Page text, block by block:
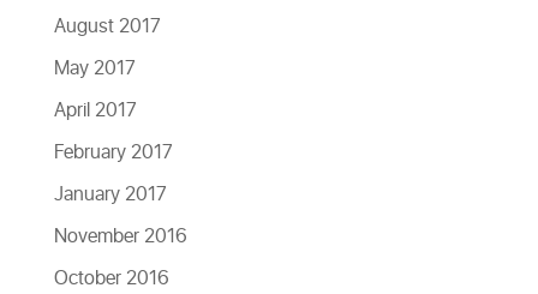
August 2017
May 2017
April 2017
February 2017
January 2017
November 2016
October 2016